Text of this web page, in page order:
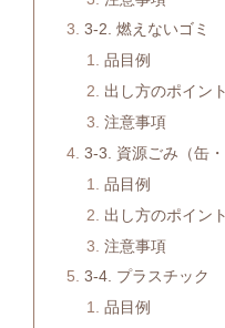
3-2. 燃えないゴミ
品目例
出し方のポイント
注意事項
3-3. 資源ごみ（缶
品目例
出し方のポイント
注意事項
3-4. プラスチック
品目例